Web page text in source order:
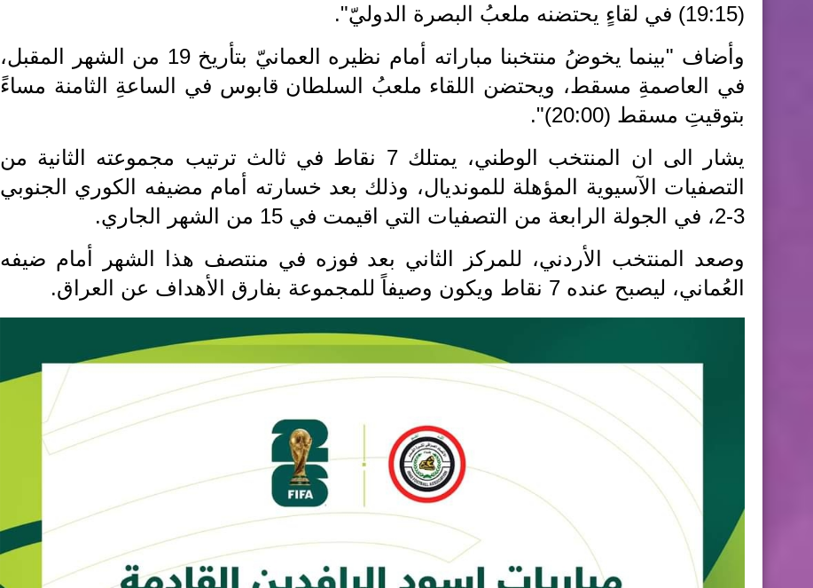
(19:15) في لقاءٍ يحتضنه ملعبُ البصرة الدوليّ".
وأضاف "بينما يخوضُ منتخبنا مباراته أمام نظيره العمانيّ بتأريخ 19 من الشهر المقبل،
في العاصمةِ مسقط، ويحتضن اللقاء ملعبُ السلطان قابوس في الساعةِ الثامنة مساءً
بتوقيتِ مسقط (20:00)".
يشار الى ان المنتخب الوطني، يمتلك 7 نقاط في ثالث ترتيب مجموعته الثانية من
التصفيات الآسيوية المؤهلة للمونديال، وذلك بعد خسارته أمام مضيفه الكوري الجنوبي
3-2، في الجولة الرابعة من التصفيات التي اقيمت في 15 من الشهر الجاري.
وصعد المنتخب الأردني، للمركز الثاني بعد فوزه في منتصف هذا الشهر أمام ضيفه
العُماني، ليصبح عنده 7 نقاط ويكون وصيفاً للمجموعة بفارق الأهداف عن العراق.